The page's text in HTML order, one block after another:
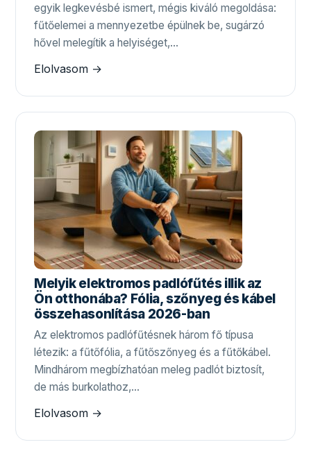
egyik legkevésbé ismert, mégis kiváló megoldása:
fűtőelemei a mennyezetbe épülnek be, sugárzó
hővel melegítik a helyiséget,…
Elolvasom →
Melyik elektromos padlófűtés illik az
Ön otthonába? Fólia, szőnyeg és kábel
összehasonlítása 2026-ban
Az elektromos padlófűtésnek három fő típusa
létezik: a fűtőfólia, a fűtőszőnyeg és a fűtőkábel.
Mindhárom megbízhatóan meleg padlót biztosít,
de más burkolathoz,…
Elolvasom →